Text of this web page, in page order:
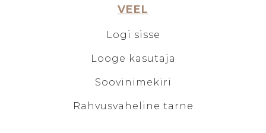
VEEL
Logi sisse
Looge kasutaja
Soovinimekiri
Rahvusvaheline tarne